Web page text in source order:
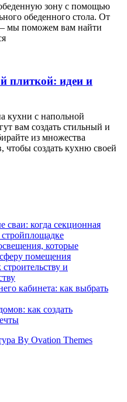
зону с помощью
обеденного стола. От
мы поможем вам найти
плиткой: идеи и
кухни с напольной
вам создать стильный и
из множества
чтобы создать кухню своей
сваи: когда секционная
стройплощадке
которые
помещения
и
кабинета: как выбрать
как создать
By Ovation Themes